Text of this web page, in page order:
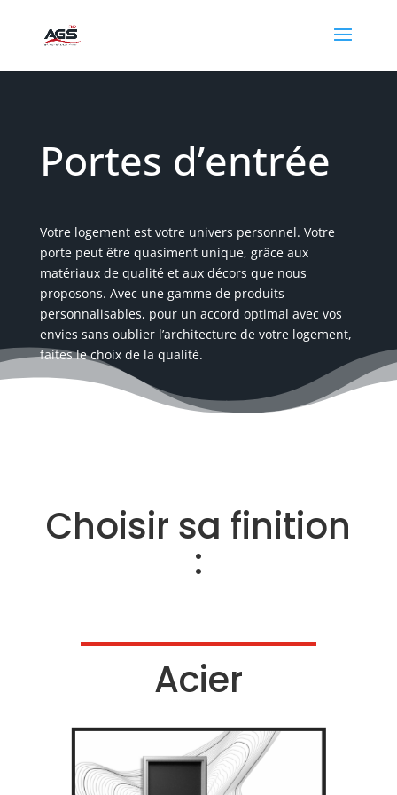
Portes d’entrée
Votre logement est votre univers personnel. Votre
porte peut être quasiment unique, grâce aux
matériaux de qualité et aux décors que nous
proposons. Avec une gamme de produits
personnalisables, pour un accord optimal avec vos
envies sans oublier l’architecture de votre logement,
faites le choix de la qualité.
Choisir sa finition
:
Acier